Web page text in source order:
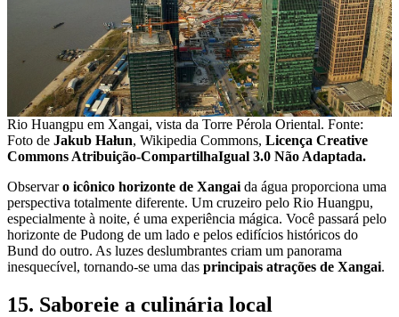
Rio Huangpu em Xangai, vista da Torre Pérola Oriental. Fonte:
Foto de Jakub Hałun, Wikipedia Commons, Licença Creative
Commons Atribuição-CompartilhaIgual 3.0 Não Adaptada.
Observaro icônico horizonte de Xangai da água proporciona uma
perspectiva totalmente diferente. Um cruzeiro pelo Rio Huangpu,
especialmente à noite, é uma experiência mágica. Você passará pelo
horizonte de Pudong de um lado e pelos edifícios históricos do
Bund do outro. As luzes deslumbrantes criam um panorama
inesquecível, tornando-se uma das principais atrações de Xangai.
15. Saboreie a culinária local